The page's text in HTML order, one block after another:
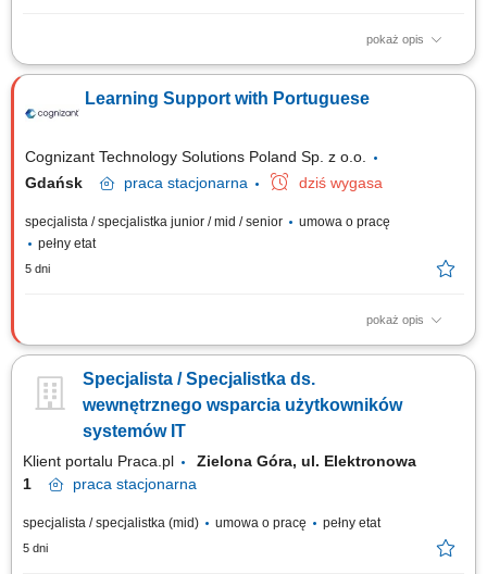
pokaż opis
Twój zakres obowiązków praca hybrydowa w trybie zmianowym wg
informatycznych celem zapewnienia ciągłości działania, rejestracja
zgłoszeń incydentów w systemie HelpDesk oraz dokumentacja
Learning Support with Portuguese
Cognizant Technology Solutions Poland Sp. z o.o.
Gdańsk
praca stacjonarna dziś wygasa
specjalista / specjalistka junior / mid / senior
umowa o pracę
pełny etat
5 dni
pokaż opis
Main responsibilities: Managing, resolving and posting updates for any
designated platform for communication between the learners, mentors
and teacher staff, Managing the customer’s problems through effective
diagnosis, resolution...
Specjalista / Specjalistka ds.
wewnętrznego wsparcia użytkowników
systemów IT
Klient portalu Praca.pl
Zielona Góra, ul. Elektronowa
1​​
praca stacjonarna
specjalista / specjalistka (mid) umowa o pracę pełny etat
5 dni